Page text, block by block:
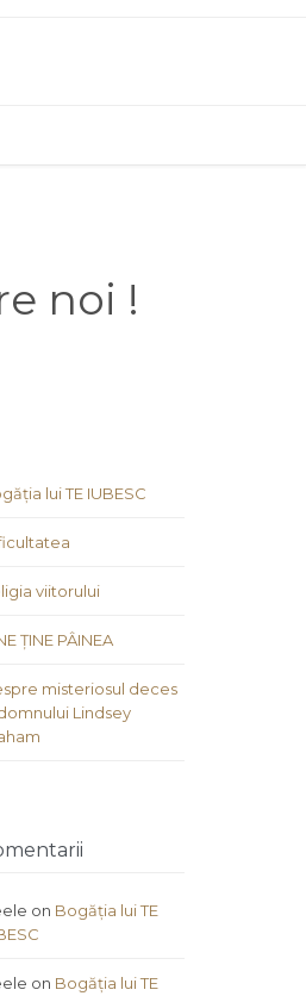
noi !
lui TE IUBESC
viitorului
ȚINE PÂINEA
misteriosul deces
Lindsey
on Bogăția lui TE
on Bogăția lui TE